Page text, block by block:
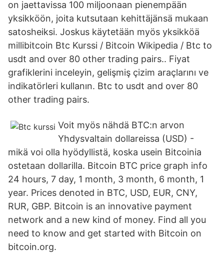
on jaettavissa 100 miljoonaan pienempään
yksikköön, joita kutsutaan kehittäjänsä mukaan
satosheiksi. Joskus käytetään myös yksikköä
millibitcoin Btc Kurssi / Bitcoin Wikipedia / Btc to
usdt and over 80 other trading pairs.. Fiyat
grafiklerini inceleyin, gelişmiş çizim araçlarını ve
indikatörleri kullanın. Btc to usdt and over 80
other trading pairs.
Voit myös nähdä BTC:n arvon
Yhdysvaltain dollareissa (USD) -
mikä voi olla hyödyllistä, koska usein Bitcoinia
ostetaan dollarilla. Bitcoin BTC price graph info
24 hours, 7 day, 1 month, 3 month, 6 month, 1
year. Prices denoted in BTC, USD, EUR, CNY,
RUR, GBP. Bitcoin is an innovative payment
network and a new kind of money. Find all you
need to know and get started with Bitcoin on
bitcoin.org.